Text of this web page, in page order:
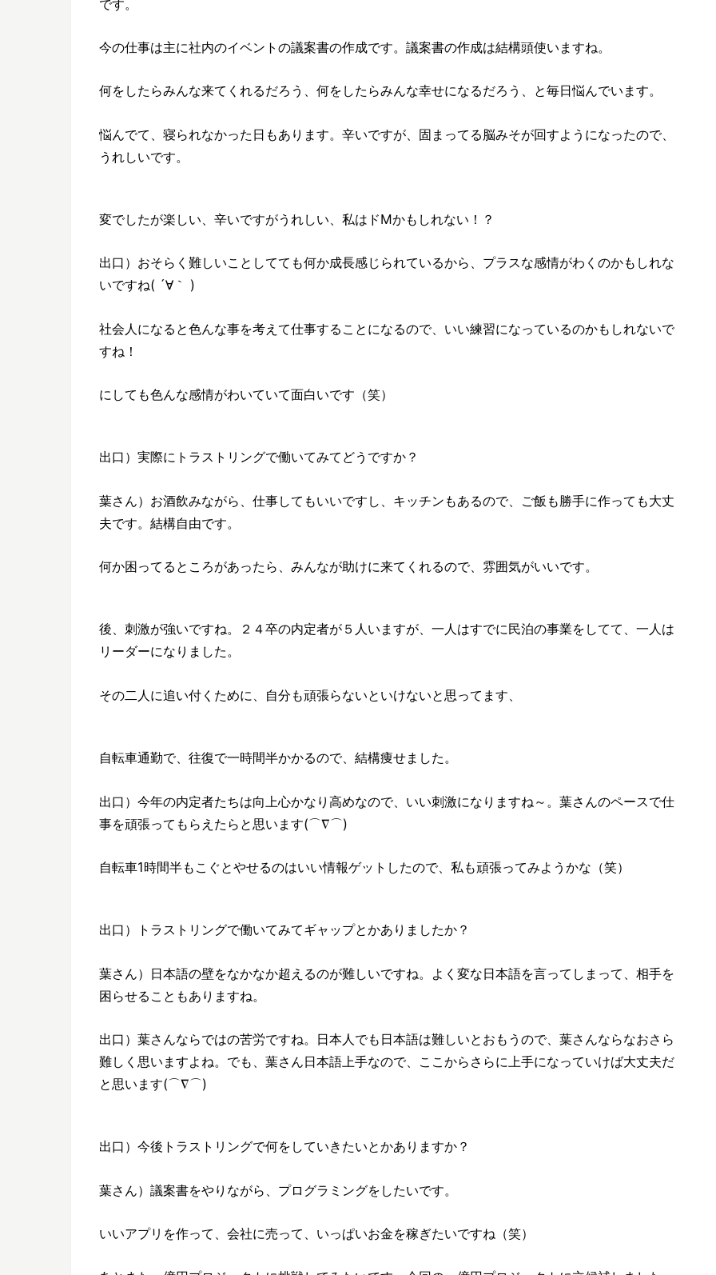
です。
今の仕事は主に社内のイベントの議案書の作成です。議案書の作成は結構頭使いますね。
何をしたらみんな来てくれるだろう、何をしたらみんな幸せになるだろう、と毎日悩んでいます。
悩んでて、寝られなかった日もあります。辛いですが、固まってる脳みそが回すようになったので、
うれしいです。
変でしたが楽しい、辛いですがうれしい、私はドMかもしれない！？
出口）おそらく難しいことしてても何か成長感じられているから、プラスな感情がわくのかもしれな
いですね( ´∀｀ )
社会人になると色んな事を考えて仕事することになるので、いい練習になっているのかもしれないで
すね！
にしても色んな感情がわいていて面白いです（笑）
出口）実際にトラストリングで働いてみてどうですか？
葉さん）お酒飲みながら、仕事してもいいですし、キッチンもあるので、ご飯も勝手に作っても大丈
夫です。結構自由です。
何か困ってるところがあったら、みんなが助けに来てくれるので、雰囲気がいいです。
後、刺激が強いですね。２４卒の内定者が５人いますが、一人はすでに民泊の事業をしてて、一人は
リーダーになりました。
その二人に追い付くために、自分も頑張らないといけないと思ってます、
自転車通勤で、往復で一時間半かかるので、結構痩せました。
出口）今年の内定者たちは向上心かなり高めなので、いい刺激になりますね～。葉さんのペースで仕
事を頑張ってもらえたらと思います(⌒∇⌒)
自転車1時間半もこぐとやせるのはいい情報ゲットしたので、私も頑張ってみようかな（笑）
出口）トラストリングで働いてみてギャップとかありましたか？
葉さん）日本語の壁をなかなか超えるのが難しいですね。よく変な日本語を言ってしまって、相手を
困らせることもありますね。
出口）葉さんならではの苦労ですね。日本人でも日本語は難しいとおもうので、葉さんならなおさら
難しく思いますよね。でも、葉さん日本語上手なので、ここからさらに上手になっていけば大丈夫だ
と思います(⌒∇⌒)
出口）今後トラストリングで何をしていきたいとかありますか？
葉さん）議案書をやりながら、プログラミングをしたいです。
いいアプリを作って、会社に売って、いっぱいお金を稼ぎたいですね（笑）